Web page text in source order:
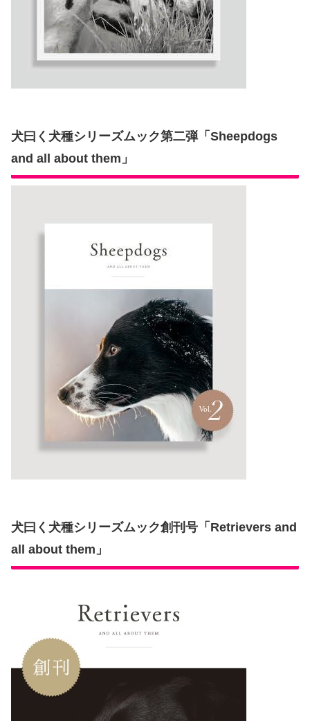
犬曰く犬種シリーズムック第二弾「Sheepdogs
and all about them」
犬曰く犬種シリーズムック創刊号「Retrievers and
all about them」